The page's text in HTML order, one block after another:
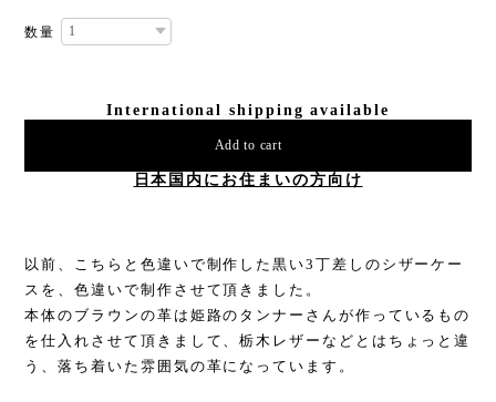
数量
International shipping available
Add to cart
日本国内にお住まいの方向け
以前、こちらと色違いで制作した黒い3丁差しのシザーケー
スを、色違いで制作させて頂きました。
本体のブラウンの革は姫路のタンナーさんが作っているもの
を仕入れさせて頂きまして、栃木レザーなどとはちょっと違
う、落ち着いた雰囲気の革になっています。